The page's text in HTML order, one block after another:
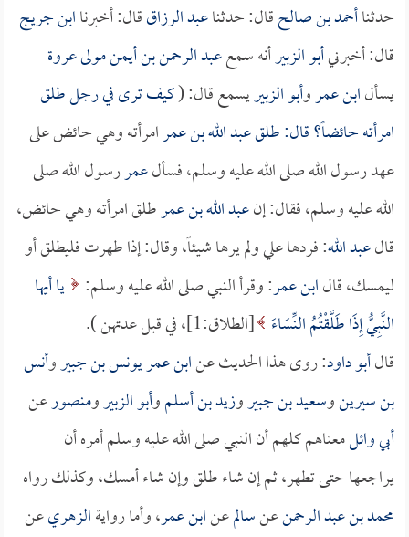
حدثناأحمد بن صالحقال: حدثناعبد الرزاققال: أخبرناابن جريج
قال: أخبرنيأبو الزبيرأنه سمععبد الرحمن بن أيمن مولى عروة
يسألابن عمروأبو الزبيريسمع قال: (كيف ترى في رجل طلق
امرأته حائضاً؟ قال: طلقعبد الله بن عمرامرأته وهي حائض على
عهد رسول الله صلى الله عليه وسلم، فسألعمررسول الله صلى
الله عليه وسلم، فقال: إنعبد الله بن عمرطلق امرأته وهي حائض،
قالعبد الله: فردها علي ولم يرها شيئاً، وقال: إذا طهرت فليطلق أو
ليمسك، قالابن عمر: وقرأ النبي صلى الله عليه وسلم: يا أيها
النَّبِيُّ إِذَا طَلَّقْتُمُ النِّسَاءَ [الطلاق:1]، في قبل عدتهن ).
قالأبو داود: روى هذا الحديث عنابن عمريونس بن جبيروأنس
بن سيرينوسعيد بن جبيروزيد بن أسلموأبو الزبيرومنصورعن
أبي وائلمعناهم كلهم أن النبي صلى الله عليه وسلم أمره أن
يراجعها حتى تطهر، ثم إن شاء طلق وإن شاء أمسك، وكذلك رواه
محمد بن عبد الرحمنعنسالمعنابن عمر، وأما روايةالزهريعن